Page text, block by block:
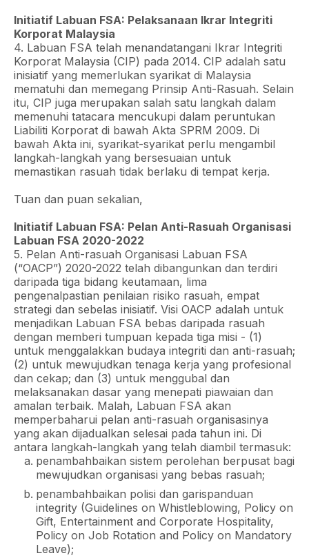
Initiatif Labuan FSA: Pelaksanaan Ikrar Integriti
Korporat Malaysia
4. Labuan FSA telah menandatangani Ikrar Integriti
Korporat Malaysia (CIP) pada 2014. CIP adalah satu
inisiatif yang memerlukan syarikat di Malaysia
mematuhi dan memegang Prinsip Anti-Rasuah. Selain
itu, CIP juga merupakan salah satu langkah dalam
memenuhi tatacara mencukupi dalam peruntukan
Liabiliti Korporat di bawah Akta SPRM 2009. Di
bawah Akta ini, syarikat-syarikat perlu mengambil
langkah-langkah yang bersesuaian untuk
memastikan rasuah tidak berlaku di tempat kerja.
Tuan dan puan sekalian,
Initiatif Labuan FSA: Pelan Anti-Rasuah Organisasi
Labuan FSA 2020-2022
5. Pelan Anti-rasuah Organisasi Labuan FSA
(“OACP”) 2020-2022 telah dibangunkan dan terdiri
daripada tiga bidang keutamaan, lima
pengenalpastian penilaian risiko rasuah, empat
strategi dan sebelas inisiatif. Visi OACP adalah untuk
menjadikan Labuan FSA bebas daripada rasuah
dengan memberi tumpuan kepada tiga misi - (1)
untuk menggalakkan budaya integriti dan anti-rasuah;
(2) untuk mewujudkan tenaga kerja yang profesional
dan cekap; dan (3) untuk menggubal dan
melaksanakan dasar yang menepati piawaian dan
amalan terbaik. Malah, Labuan FSA akan
memperbaharui pelan anti-rasuah organisasinya
yang akan dijadualkan selesai pada tahun ini. Di
antara langkah-langkah yang telah diambil termasuk:
penambahbaikan sistem perolehan berpusat bagi
mewujudkan organisasi yang bebas rasuah;
penambahbaikan polisi dan garispanduan
integrity (Guidelines on Whistleblowing, Policy on
Gift, Entertainment and Corporate Hospitality,
Policy on Job Rotation and Policy on Mandatory
Leave);